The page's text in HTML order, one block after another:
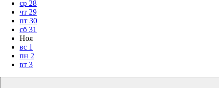
ср 28
чт 29
пт 30
сб 31
Ноя
вс 1
пн 2
вт 3